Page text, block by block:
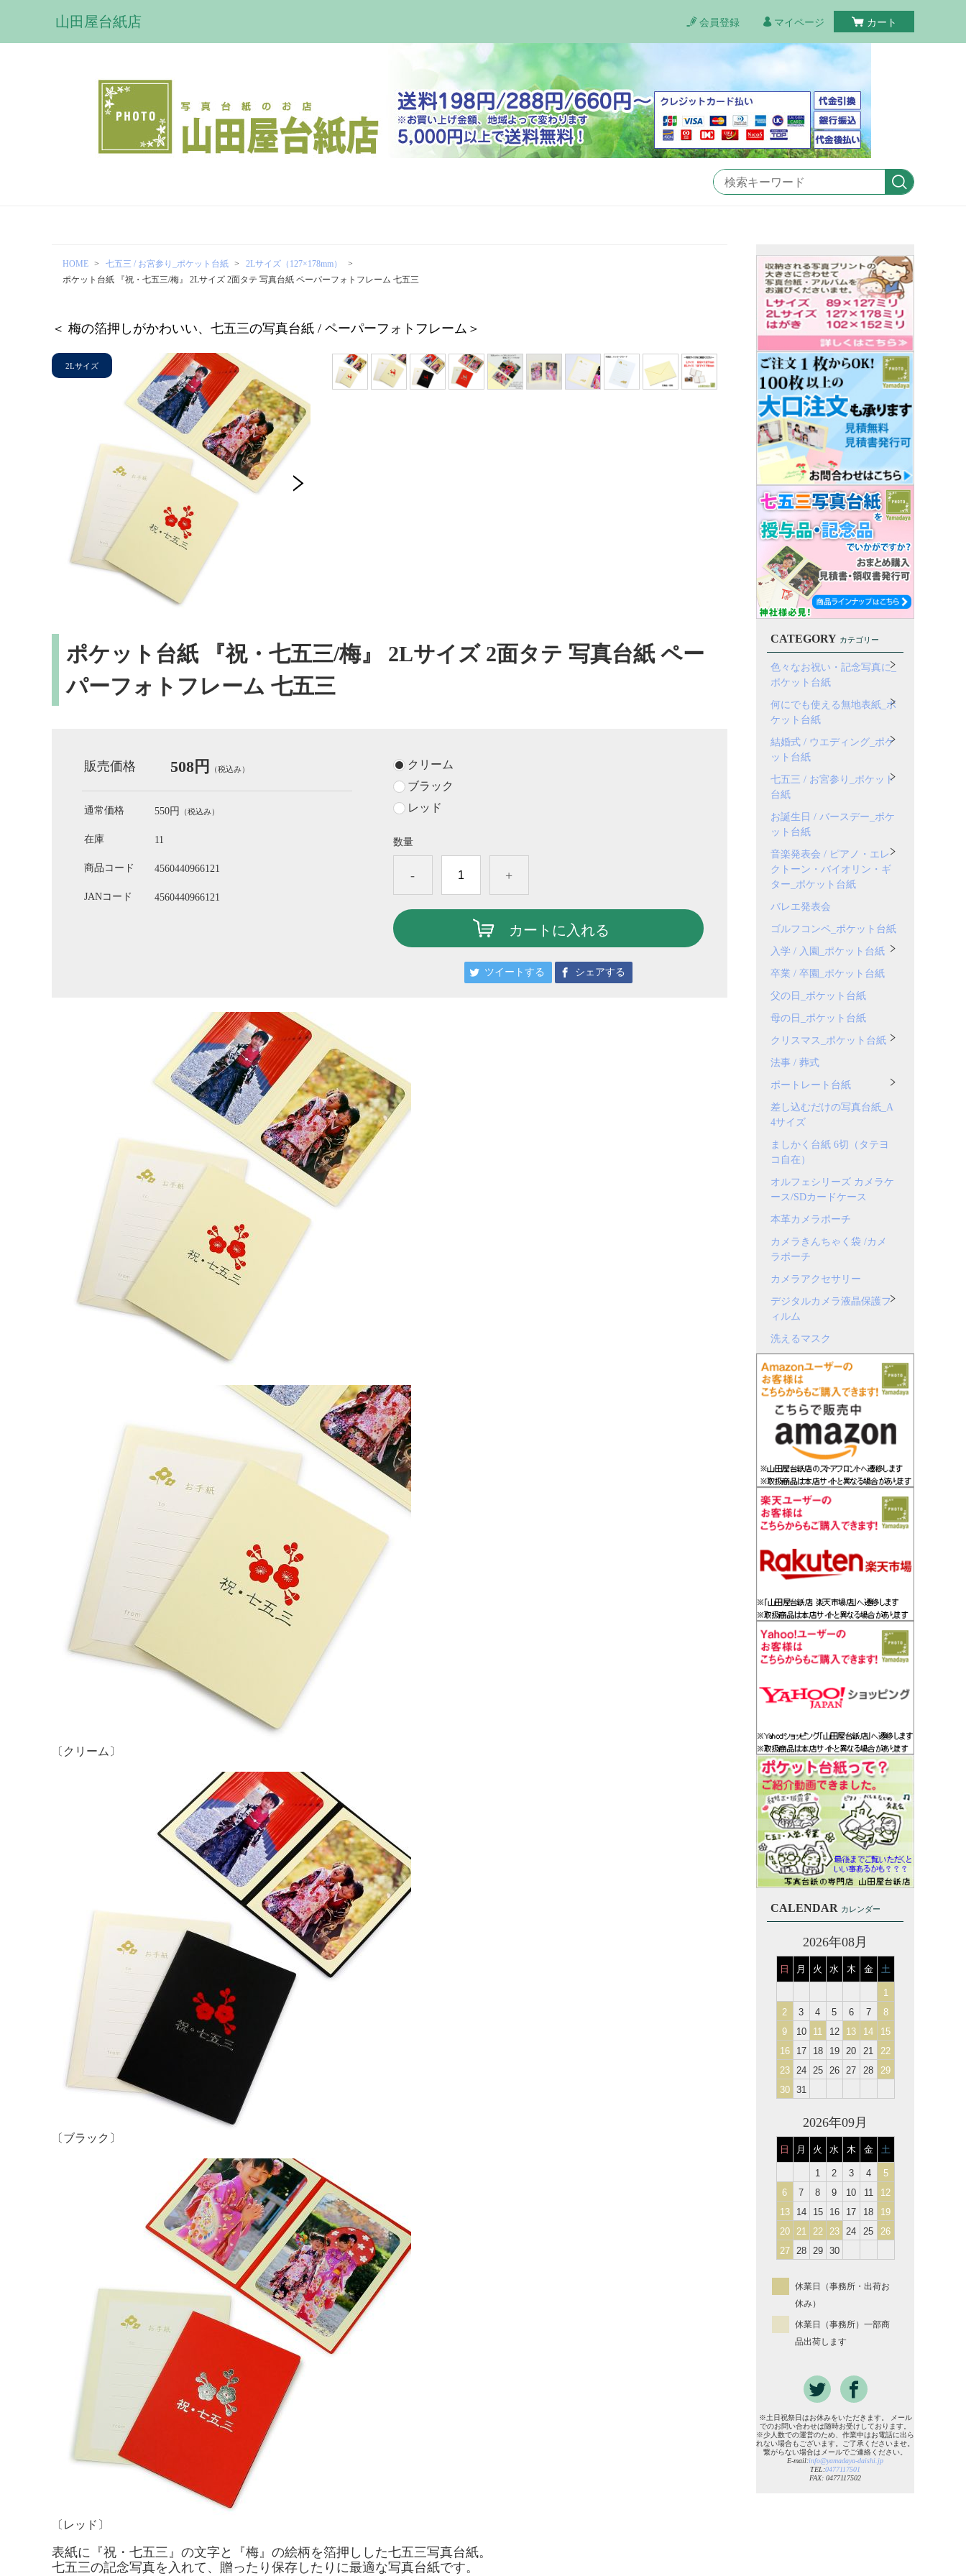
山田屋台紙店 会員登録 マイページ カート
HOME 七五三 / お宮参り_ポケット台紙
2Lサイズ（127×178mm）
ポケット台紙 『祝・七五三/梅』 2Lサイズ 2面タテ 写真台紙 ペーパーフォトフレーム 七五三
＜ 梅の箔押しがかわいい、七五三の写真台紙 / ペーパーフォトフレーム＞
ポケット台紙 『祝・七五三/梅』 2Lサイズ 2面タテ 写真台紙 ペー
パーフォトフレーム 七五三
販売価格 508円 （税込み）
通常価格 550円 （税込み）
在庫 11
商品コード 4560440966121
JANコード 4560440966121
クリーム
ブラック
レッド
数量
- +
カートに入れる
ツイートする シェアする
〔クリーム〕
〔ブラック〕
〔レッド〕
表紙に『祝・七五三』の文字と『梅』の絵柄を箔押しした七五三写真台紙。
七五三の記念写真を入れて、贈ったり保存したりに最適な写真台紙です。
CATEGORY カテゴリー
色々なお祝い・記念写真に_
ポケット台紙
何にでも使える無地表紙_ポ
ケット台紙
結婚式 / ウエディング_ポケ
ット台紙
七五三 / お宮参り_ポケット
台紙
お誕生日 / バースデー_ポケ
ット台紙
音楽発表会 / ピアノ・エレ
クトーン・バイオリン・ギ
ター_ポケット台紙
バレエ発表会
ゴルフコンペ_ポケット台紙
入学 / 入園_ポケット台紙
卒業 / 卒園_ポケット台紙
父の日_ポケット台紙
母の日_ポケット台紙
クリスマス_ポケット台紙
法事 / 葬式
ポートレート台紙
差し込むだけの写真台紙_A
4サイズ
ましかく台紙 6切（タテヨ
コ自在）
オルフェシリーズ カメラケ
ース/SDカードケース
本革カメラポーチ
カメラきんちゃく袋 /カメ
ラポーチ
カメラアクセサリー
デジタルカメラ液晶保護フ
ィルム
洗えるマスク
CALENDAR カレンダー
2026年08月
日 月 火 水 木 金 土
1
2
3 4 5 6 7
8
9
10 11 12 13 14
15
16
17 18 19 20 21
22
23
24 25 26 27 28
29
30
31
2026年09月
日 月 火 水 木 金 土
1 2 3 4
5
6
7 8 9 10 11
12
13
14 15 16 17 18
19
20
21 22 23 24 25
26
27
28 29 30
休業日（事務所・出荷お
休み）
休業日（事務所）一部商
品出荷します
※土日祝祭日はお休みをいただきます。 メール
でのお問い合わせは随時お受けしております。
※少人数での運営のため、作業中はお電話に出ら
れない場合もございます。ご了承くださいませ。
繋がらない場合はメールでご連絡ください。
E-mail:info@yamadaya-daishi.jp
TEL:0477117501
FAX: 0477117502